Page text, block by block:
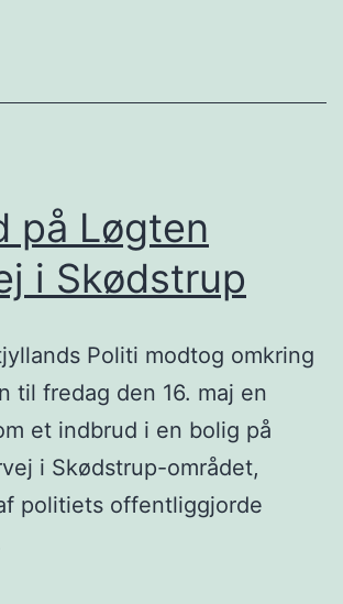
på Løgten
i Skødstrup
Politi modtog omkring
til fredag den 16. maj en
et indbrud i en bolig på
i Skødstrup-området,
politiets offentliggjorde